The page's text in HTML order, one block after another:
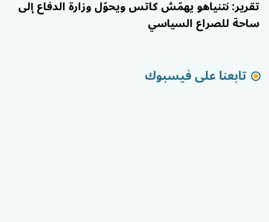
تقرير: نتنياهو يهمّش كاتس ويحوّل وزارة الدفاع إلى
ساحة للصراع السياسي
تابعنا على فيسبوك